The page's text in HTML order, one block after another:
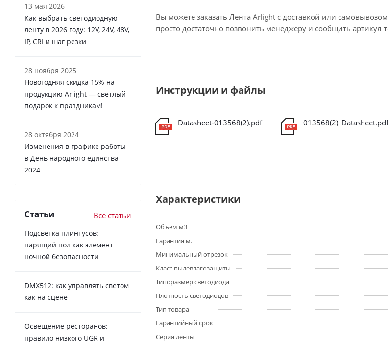
Вы можете заказать Лента Arlight с доставкой или
просто достаточно позвонить менеджеру и сообщить артикул
Инструкции и файлы
Datasheet-013568(2).pdf 013568(2)_Datasheet.pdf
Характеристики
Объем м3
Гарантия м.
Минимальный отрезок
Класс пылевлагозащиты
Типоразмер светодиода
Плотность светодиодов
Тип товара
Гарантийный срок
Серия ленты
13 мая 2026
Как выбрать светодиодную
ленту в 2026 году: 12V, 24V, 48V,
IP, CRI и шаг резки
28 ноября 2025
Новогодняя скидка 15% на
продукцию Arlight — светлый
подарок к праздникам!
28 октября 2024
Изменения в графике работы
в День народного единства
2024
Статьи Все статьи
Подсветка плинтусов:
парящий пол как элемент
ночной безопасности
DMX512: как управлять светом
как на сцене
Освещение ресторанов:
правило низкого UGR и